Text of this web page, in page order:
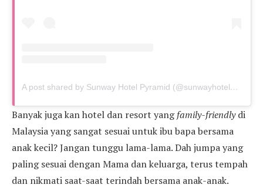
A post shared by Sunway Hotel Pyramid (@sunwayhotelpyramid)
Banyak juga kan hotel dan resort yangfamily-friendlydi
Malaysia yang sangat sesuai untuk ibu bapa bersama
anak kecil? Jangan tunggu lama-lama. Dah jumpa yang
paling sesuai dengan Mama dan keluarga, terus tempah
dan nikmati saat-saat terindah bersama anak-anak.